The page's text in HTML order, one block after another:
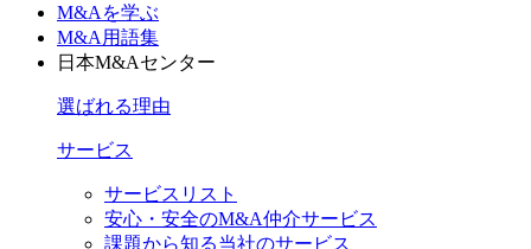
M&Aを学ぶ
M&A用語集
日本M&Aセンター
選ばれる理由
サービス
サービスリスト
安心・安全のM&A仲介サービス
課題から知る当社のサービス